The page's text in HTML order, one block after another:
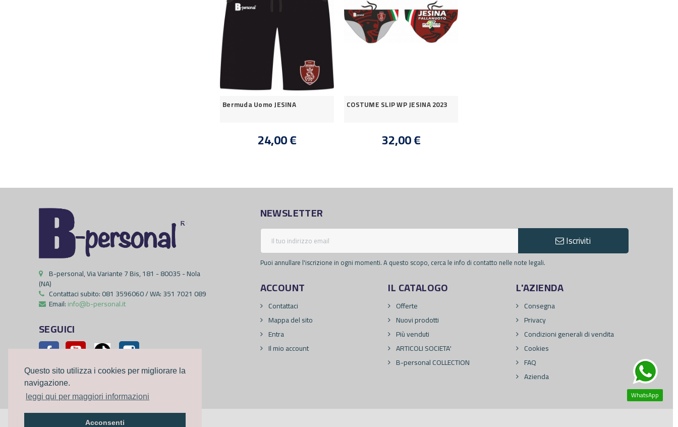
Questo sito utilizza i cookies per migliorare la
navigazione.
leggi qui per maggiori informazioni
Acconsenti
Bermuda Uomo JESINA
24,00 €
COSTUME SLIP WP JESINA 2023
32,00 €
B-personal, Via Variante 7 Bis, 181 - 80035 - Nola
(NA)
Contattaci subito:081 3596060 / WA: 351 7021 089
Email:info@b-personal.it
SEGUICI
Facebook YouTube Pinterest
NEWSLETTER
Iscriviti
Puoi annullare l'iscrizione in ogni momenti. A questo scopo, cerca le info di contatto nelle note legali.
ACCOUNT
Contattaci
Mappa del sito
Entra
Il mio account
IL CATALOGO
Offerte
Nuovi prodotti
Più venduti
ARTICOLI SOCIETA'
B-personal COLLECTION
L'AZIENDA
Consegna
Privacy
Condizioni generali di vendita
Cookies
FAQ
Azienda
WhatsApp